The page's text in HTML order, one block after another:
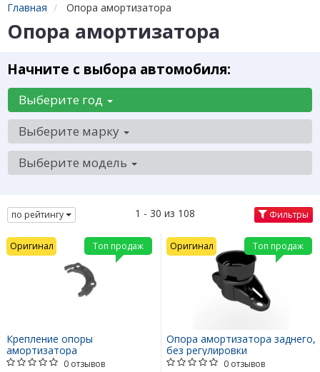
Главная Опора амортизатора
Опора амортизатора
Начните с выбора автомобиля:
Выберите год
Выберите марку
Выберите модель
по рейтингу 1 - 30 из 108 Фильтры
Крепление опоры
амортизатора
0 отзывов
Топ продаж
Оригинал
Опора амортизатора заднего,
без регулировки
0 отзывов
Топ продаж
Оригинал